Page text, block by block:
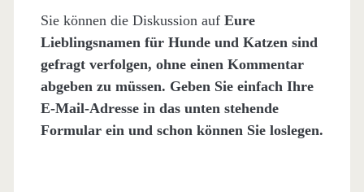
Sie können die Diskussion auf Eure
Lieblingsnamen für Hunde und Katzen sind
gefragt verfolgen, ohne einen Kommentar
abgeben zu müssen. Geben Sie einfach Ihre
E-Mail-Adresse in das unten stehende
Formular ein und schon können Sie loslegen.